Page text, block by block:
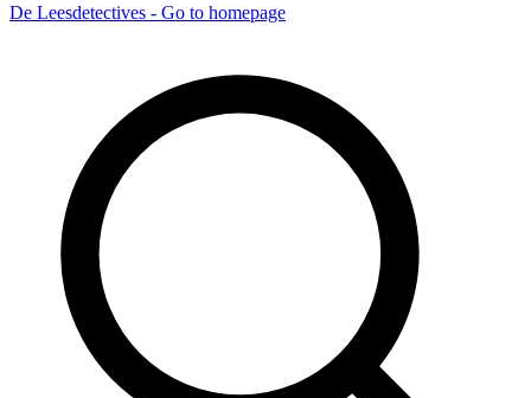
De Leesdetectives - Go to homepage